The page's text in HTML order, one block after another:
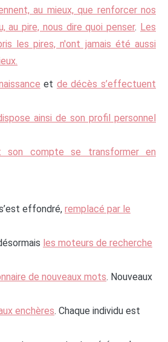
au mieux, que renforcer nos
au pire, nous dire quoi penser. Les
les pires, n'ont jamais été aussi
et de décès s’effectuent
ainsi de son profil personnel
son compte se transformer en
effondré, remplacé par le
les moteurs de recherche
de nouveaux mots. Nouveaux
enchères. Chaque individu est